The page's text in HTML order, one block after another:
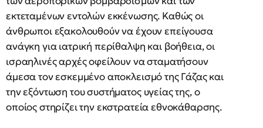
εκτεταμένων εντολών εκκένωσης. Καθώς οι
άνθρωποι εξακολουθούν να έχουν επείγουσα
ανάγκη για ιατρική περίθαλψη και βοήθεια, οι
ισραηλινές αρχές οφείλουν να σταματήσουν
άμεσα τον εσκεμμένο αποκλεισμό της Γάζας και
την εξόντωση του συστήματος υγείας της, ο
οποίος στηρίζει την εκστρατεία εθνοκάθαρσης.